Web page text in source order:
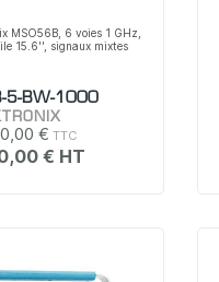
MSO56B, 6 voies 1 GHz,
15.6'', signaux mixtes
5-BW-1000
€
€